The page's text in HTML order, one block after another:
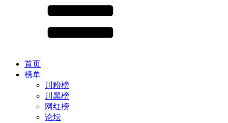
首页
榜单
川粉榜
川黑榜
网红榜
论坛